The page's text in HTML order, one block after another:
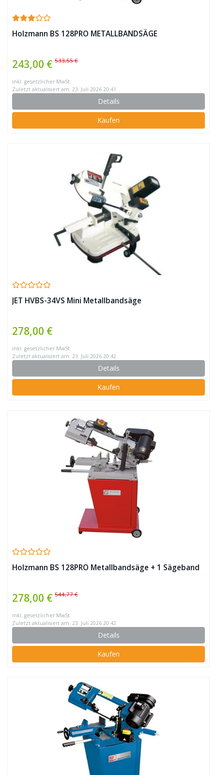
Holzmann BS 128PRO METALLBANDSÄGE
243,00 € 533,55 €
inkl. gesetzlicher MwSt.
Zuletzt aktualisiert am: 23. Juli 2026 20:41
Details
Kaufen
JET HVBS-34VS Mini Metallbandsäge
278,00 €
inkl. gesetzlicher MwSt.
Zuletzt aktualisiert am: 23. Juli 2026 20:42
Details
Kaufen
Holzmann BS 128PRO Metallbandsäge + 1 Sägeband
278,00 € 544,77 €
inkl. gesetzlicher MwSt.
Zuletzt aktualisiert am: 23. Juli 2026 20:42
Details
Kaufen